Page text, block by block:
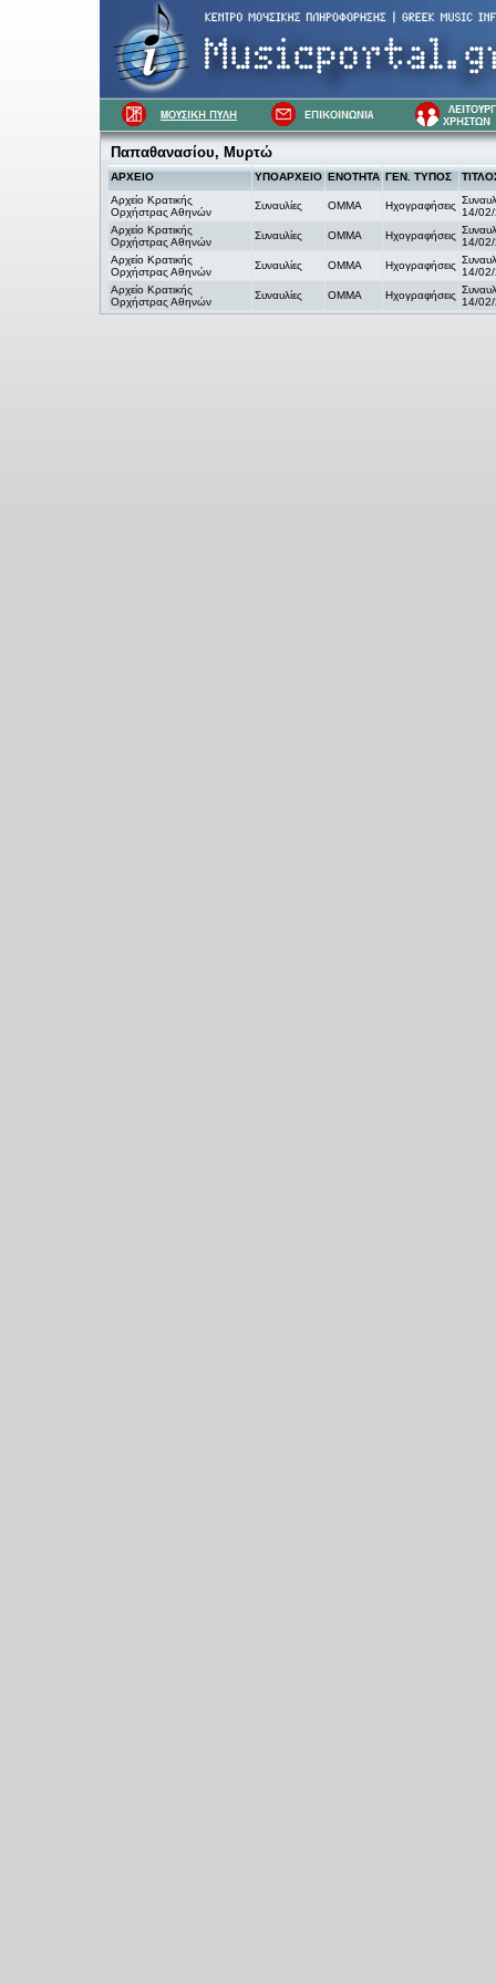
Παπαθανασίου, Μυρτώ
ΑΡΧΕΙΟ ΥΠΟΑΡΧΕΙΟ ΕΝΟΤΗΤΑ ΓΕΝ. ΤΥΠΟΣ
Αρχείο Κρατικής
Ορχήστρας Αθηνών
Συναυλίες OMMA Ηχογραφήσεις
14/
Αρχείο Κρατικής
Ορχήστρας Αθηνών
Συναυλίες OMMA Ηχογραφήσεις
14/
Αρχείο Κρατικής
Ορχήστρας Αθηνών
Συναυλίες OMMA Ηχογραφήσεις
14/
Αρχείο Κρατικής
Ορχήστρας Αθηνών
Συναυλίες OMMA Ηχογραφήσεις
14/